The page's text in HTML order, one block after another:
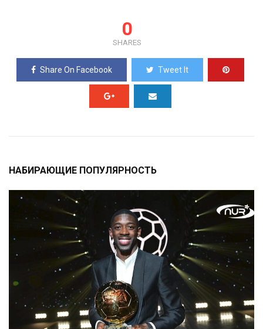
0
SHARES
Share On Facebook Tweet It
НАБИРАЮЩИЕ ПОПУЛЯРНОСТЬ